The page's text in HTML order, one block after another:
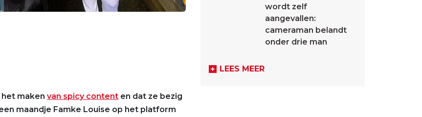
maken van spicy content en dat ze bezig
maandje Famke Louise op het platform
wordt zelf
aangevallen:
cameraman belandt
onder drie man
LEES MEER